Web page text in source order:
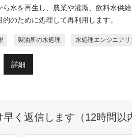
ら水を再生し、農業や灌漑、飲料水供
のために処理して再利用します。
製油所の水処理 水処理エンジニアリ
詳細
く返信します（12時間以